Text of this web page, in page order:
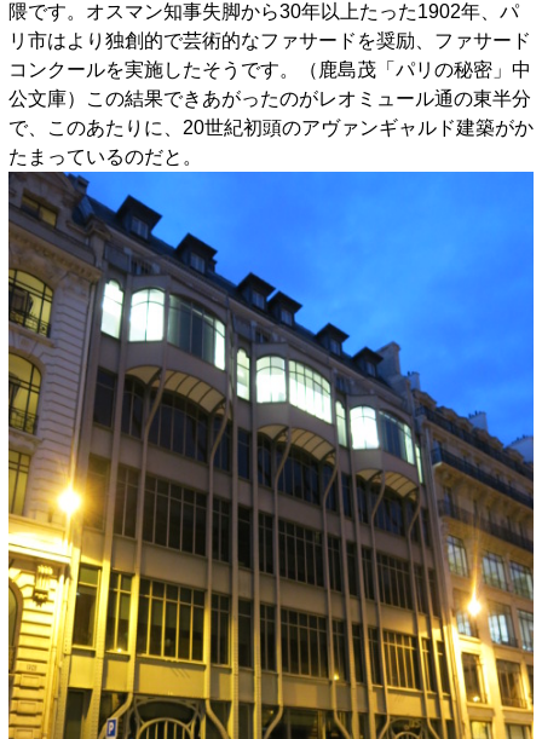
隈です。オスマン知事失脚から30年以上たった1902年、パ
リ市はより独創的で芸術的なファサードを奨励、ファサード
コンクールを実施したそうです。（鹿島茂「パリの秘密」中
公文庫）この結果できあがったのがレオミュール通の東半分
で、このあたりに、20世紀初頭のアヴァンギャルド建築がか
たまっているのだと。